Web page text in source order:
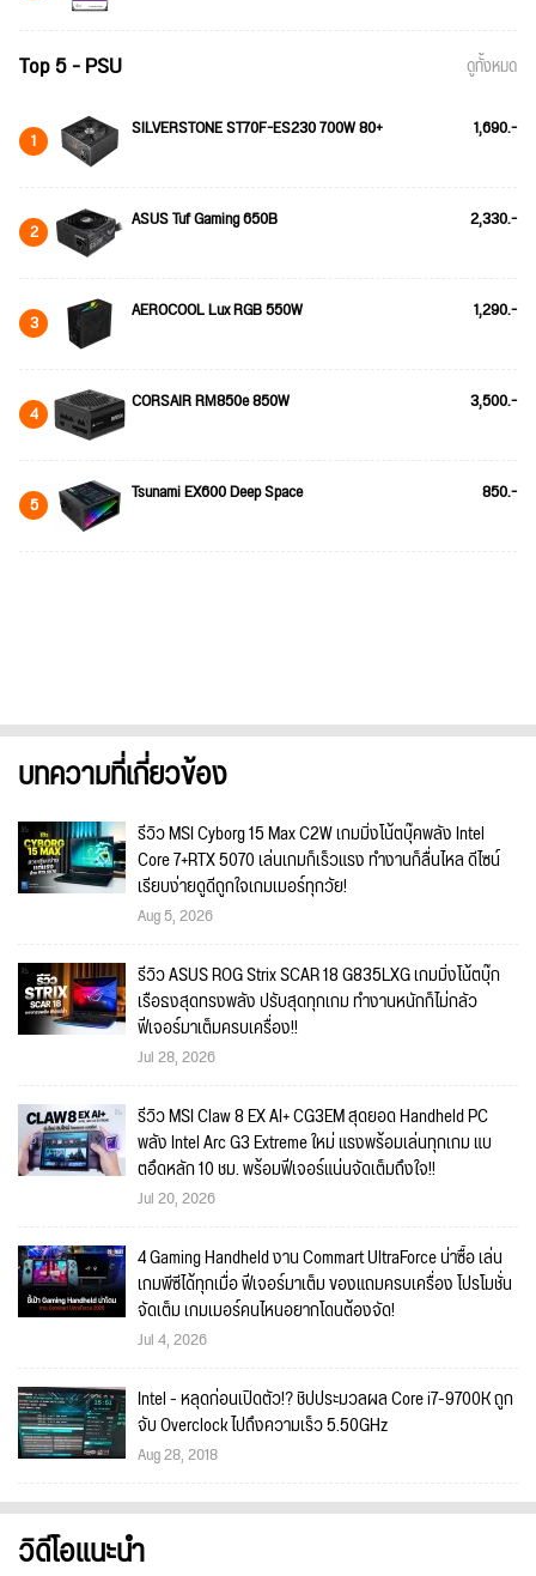
Top 5 - PSU ดูทั้งหมด
1 SILVERSTONE ST70F-ES230 700W 80+ 1,690.-
2 ASUS Tuf Gaming 650B 2,330.-
3 AEROCOOL Lux RGB 550W 1,290.-
4 CORSAIR RM850e 850W 3,500.-
5 Tsunami EX600 Deep Space 850.-
บทความที่เกี่ยวข้อง
รีวิว MSI Cyborg 15 Max C2W เกมมิ่งโน้ตบุ๊คพลัง Intel
Core 7+RTX 5070 เล่นเกมก็เร็วแรง ทำงานก็ลื่นไหล ดีไซน์
เรียบง่ายดูดีถูกใจเกมเมอร์ทุกวัย!
Aug 5, 2026
รีวิว ASUS ROG Strix SCAR 18 G835LXG เกมมิ่งโน้ตบุ๊ก
เรือธงสุดทรงพลัง ปรับสุดทุกเกม ทำงานหนักก็ไม่กลัว
ฟีเจอร์มาเต็มครบเครื่อง!!
Jul 28, 2026
รีวิว MSI Claw 8 EX AI+ CG3EM สุดยอด Handheld PC
พลัง Intel Arc G3 Extreme ใหม่ แรงพร้อมเล่นทุกเกม แบ
ตอึดหลัก 10 ชม. พร้อมฟีเจอร์แน่นจัดเต็มถึงใจ!!
Jul 20, 2026
4 Gaming Handheld งาน Commart UltraForce น่าซื้อ เล่น
เกมพีซีได้ทุกเมื่อ ฟีเจอร์มาเต็ม ของแถมครบเครื่อง โปรโมชั่น
จัดเต็ม เกมเมอร์คนไหนอยากโดนต้องจัด!
Jul 4, 2026
Intel - หลุดก่อนเปิดตัว!? ชิปประมวลผล Core i7-9700K ถูก
จับ Overclock ไปถึงความเร็ว 5.50GHz
Aug 28, 2018
วิดีโอแนะนำ